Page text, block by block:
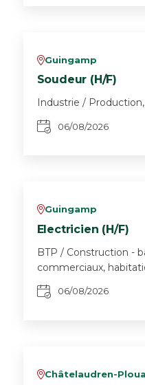
vGuingamp
Soudeur (H/F)
Industrie /
06/08/2026
vGuingamp
Electricien (H/F)
BTP / Construction -
commerciaux,
06/08/2026
vChâtelaudren-